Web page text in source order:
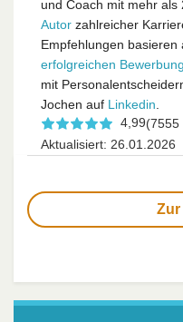
und Coach mit mehr
Autor zahlreicher
Empfehlungen basieren
erfolgreichen
mit
Jochen auf Linkedin
4,99(7555
Aktualisiert: 26.01.2026
Zur